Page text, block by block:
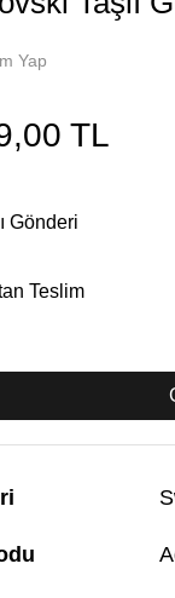
Yap
TL
Gönderi
Teslim